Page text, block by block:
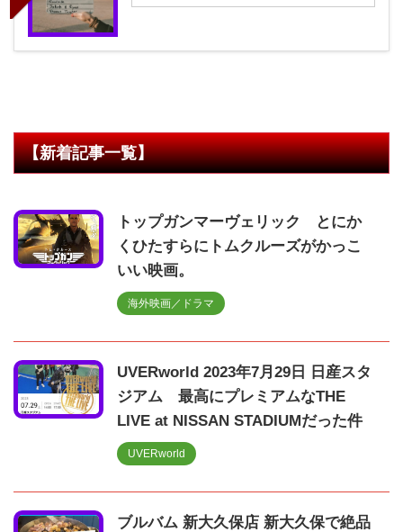
【新着記事一覧】
トップガンマーヴェリック とにか
くひたすらにトムクルーズがかっこ
いい映画。
海外映画／ドラマ
UVERworld 2023年7月29日 日産スタ
ジアム 最高にプレミアムなTHE
LIVE at NISSAN STADIUMだった件
UVERworld
ブルバム 新大久保店 新大久保で絶品